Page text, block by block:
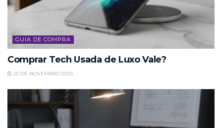
GUIA DE COMPRA
Comprar Tech Usada de Luxo Vale?
25 DE NOVEMBRO 2025